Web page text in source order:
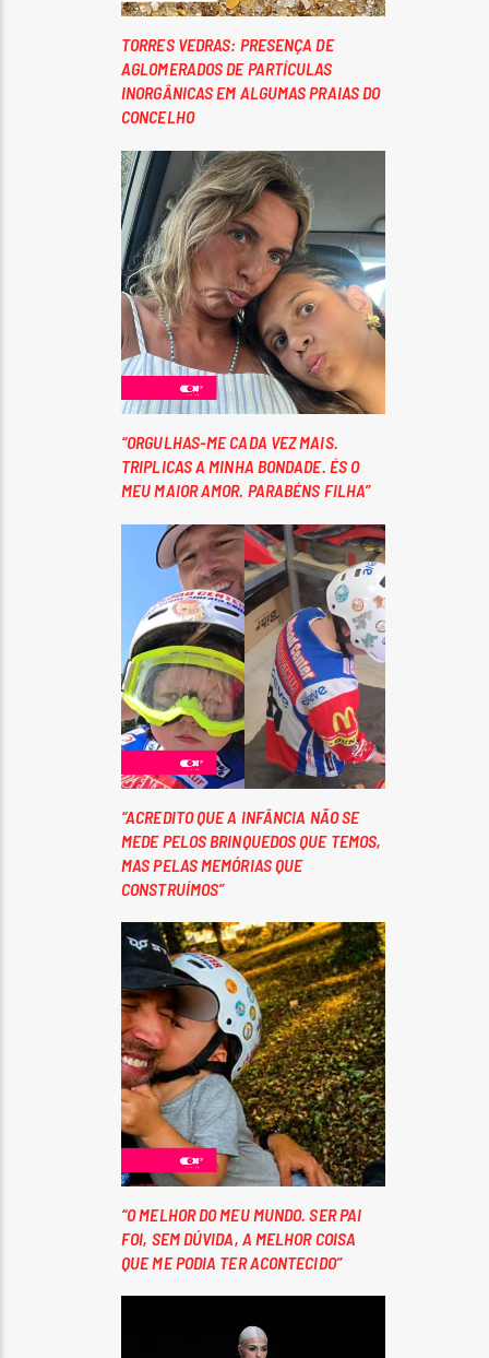
TORRES VEDRAS: PRESENÇA DE
AGLOMERADOS DE PARTÍCULAS
INORGÂNICAS EM ALGUMAS PRAIAS DO
CONCELHO
“ORGULHAS-ME CADA VEZ MAIS.
TRIPLICAS A MINHA BONDADE. ÉS O
MEU MAIOR AMOR. PARABÉNS FILHA”
“ACREDITO QUE A INFÂNCIA NÃO SE
MEDE PELOS BRINQUEDOS QUE TEMOS,
MAS PELAS MEMÓRIAS QUE
CONSTRUÍMOS”
“O MELHOR DO MEU MUNDO. SER PAI
FOI, SEM DÚVIDA, A MELHOR COISA
QUE ME PODIA TER ACONTECIDO”